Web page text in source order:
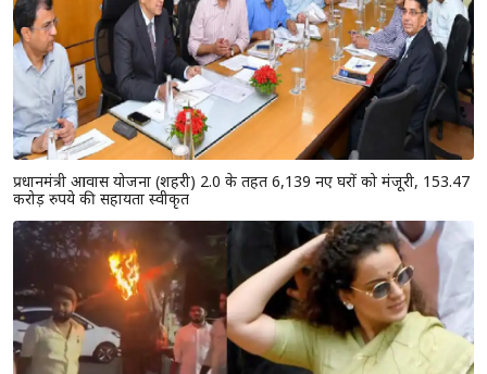
प्रधानमंत्री आवास योजना (शहरी) 2.0 के तहत 6,139 नए घरों को मंजूरी, 153.47
करोड़ रुपये की सहायता स्वीकृत